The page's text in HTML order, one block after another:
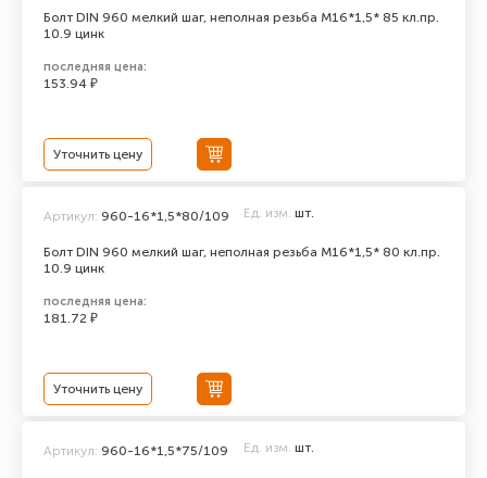
Болт DIN 960 мелкий шаг, неполная резьба M16*1,5* 85 кл.пр.
10.9 цинк
последняя цена:
153.94 ₽
Уточнить цену
Болт DIN 960 мелкий шаг, неполная резьба M16*1,5* 80 кл.пр.
10.9 цинк
Артикул: 960-16*1,5*80/109 Ед. изм. шт.
последняя цена:
181.72 ₽
Уточнить цену
Артикул: 960-16*1,5*75/109 Ед. изм. шт.